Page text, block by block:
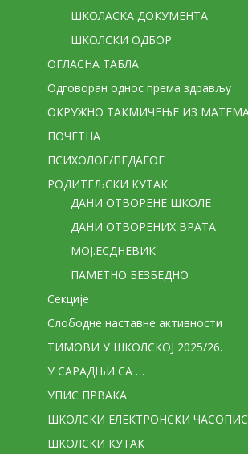
ШКОЛАСКА ДОКУМЕНТА
ШКОЛСКИ ОДБОР
ОГЛАСНА ТАБЛА
Одговоран однос према здрављу
ОКРУЖНО ТАКМИЧЕЊЕ ИЗ
ПОЧЕТНА
ПСИХОЛОГ/ПЕДАГОГ
РОДИТЕЉСКИ КУТАК
ДАНИ ОТВОРЕНЕ ШКОЛЕ
ДАНИ ОТВОРЕНИХ ВРАТА
МОЈ.ЕСДНЕВИК
ПАМЕТНО БЕЗБЕДНО
Секције
Слободне наставне активности
ТИМОВИ У ШКОЛСКОЈ 2025/26.
У САРАДЊИ СА …
УПИС ПРВАКА
ШКОЛСКИ ЕЛЕКТРОНСКИ
ШКОЛСКИ КУТАК